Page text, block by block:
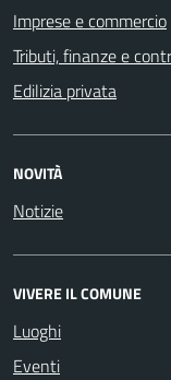
Imprese e commercio
Tributi, finanze e
Edilizia privata
NOVITÀ
Notizie
VIVERE IL COMUNE
Luoghi
Eventi